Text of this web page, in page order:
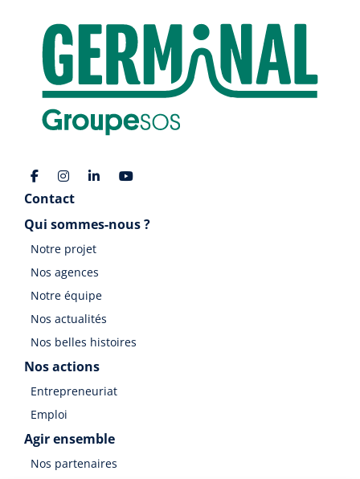
Contact
Qui sommes-nous ?
Notre projet
Nos agences
Notre équipe
Nos actualités
Nos belles histoires
Nos actions
Entrepreneuriat
Emploi
Agir ensemble
Nos partenaires